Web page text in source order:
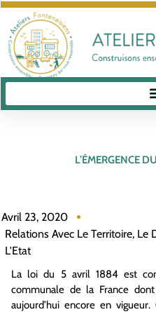
L’ÉMERGENCE
Avril 23, 2020
Relations Avec Le Territoire, Le
L'Etat
La loi du 5 avril 1884 est
communale de la France
aujourd’hui encore en